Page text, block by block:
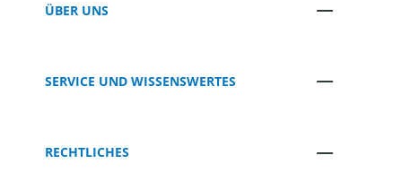
ÜBER UNS
SERVICE UND WISSENSWERTES
RECHTLICHES